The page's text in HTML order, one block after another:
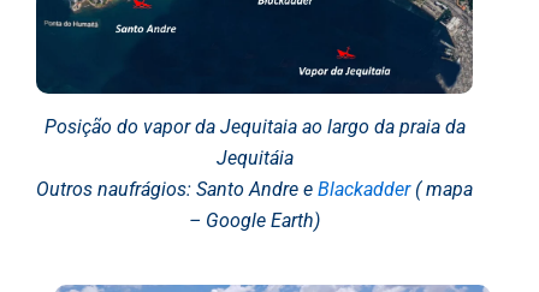
Posição do vapor da Jequitaia ao largo da praia da
Jequitáia
Outros naufrágios: Santo Andre e Blackadder( mapa
– Google Earth)